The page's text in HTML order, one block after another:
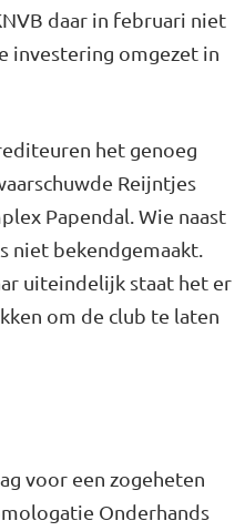
daar in februari niet
investering omgezet in
het genoeg
Reijntjes
Papendal. Wie naast
niet bekendgemaakt.
uiteindelijk staat het er
om de club te laten
voor een zogeheten
Onderhands